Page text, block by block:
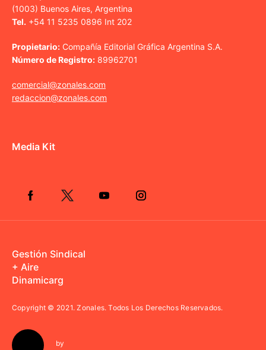
(1003) Buenos Aires, Argentina
Tel. +54 11 5235 0896 Int 202
Propietario: Compañía Editorial Gráfica Argentina S.A.
Número de Registro: 89962701
comercial@zonales.com
redaccion@zonales.com
Media Kit
Gestión Sindical
+ Aire
Dinamicarg
Copyright © 2021.Zonales. Todos Los Derechos Reservados.
by